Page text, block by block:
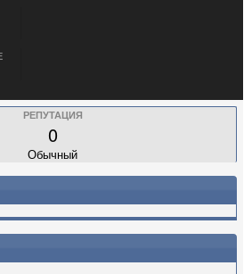
РЕПУТАЦИЯ
0
Обычный